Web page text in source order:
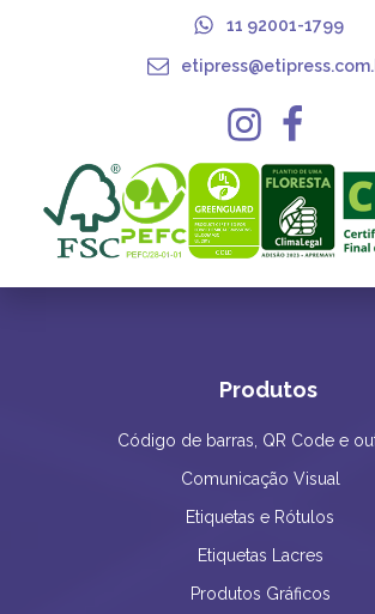
11 92001-1799
Produtos
Código de barras, QR Code e
Comunicação Visual
Etiquetas e Rótulos
Etiquetas Lacres
Produtos Gráficos